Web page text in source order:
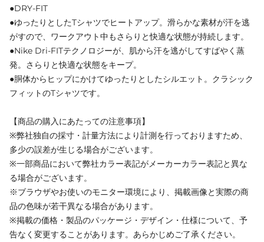
●DRY-FIT
●ゆったりとしたTシャツでヒートアップ。滑らかな素材が汗を逃
がすので、ワークアウト中もさらりと快適な状態が持続します。
●Nike Dri-FITテクノロジーが、肌から汗を逃がしてすばやく蒸
発。さらりと快適な状態をキープ。
●胴体からヒップにかけてゆったりとしたシルエット。クラシック
フィットのTシャツです。
【商品の購入にあたっての注意事項】
※弊社独自の採寸・計量方法により計測を行っておりますため、
多少の誤差が生じる場合がございます。
※一部商品において弊社カラー表記がメーカーカラー表記と異な
る場合がございます。
※ブラウザやお使いのモニター環境により、掲載画像と実際の商
品の色味が若干異なる場合があります。
※掲載の価格・製品のパッケージ・デザイン・仕様について、予
告なく変更することがあります。あらかじめご了承ください。